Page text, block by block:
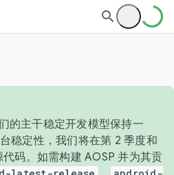
的主干稳定开发模型保持一
稳定性，我们将在第 2 季度和
码。如需构建 AOSP 并为其贡